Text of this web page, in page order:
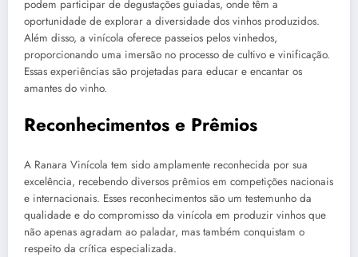
podem participar de degustações guiadas, onde têm a
oportunidade de explorar a diversidade dos vinhos produzidos.
Além disso, a vinícola oferece passeios pelos vinhedos,
proporcionando uma imersão no processo de cultivo e vinificação.
Essas experiências são projetadas para educar e encantar os
amantes do vinho.
Reconhecimentos e Prêmios
A Ranara Vinícola tem sido amplamente reconhecida por sua
excelência, recebendo diversos prêmios em competições nacionais
e internacionais. Esses reconhecimentos são um testemunho da
qualidade e do compromisso da vinícola em produzir vinhos que
não apenas agradam ao paladar, mas também conquistam o
respeito da crítica especializada.